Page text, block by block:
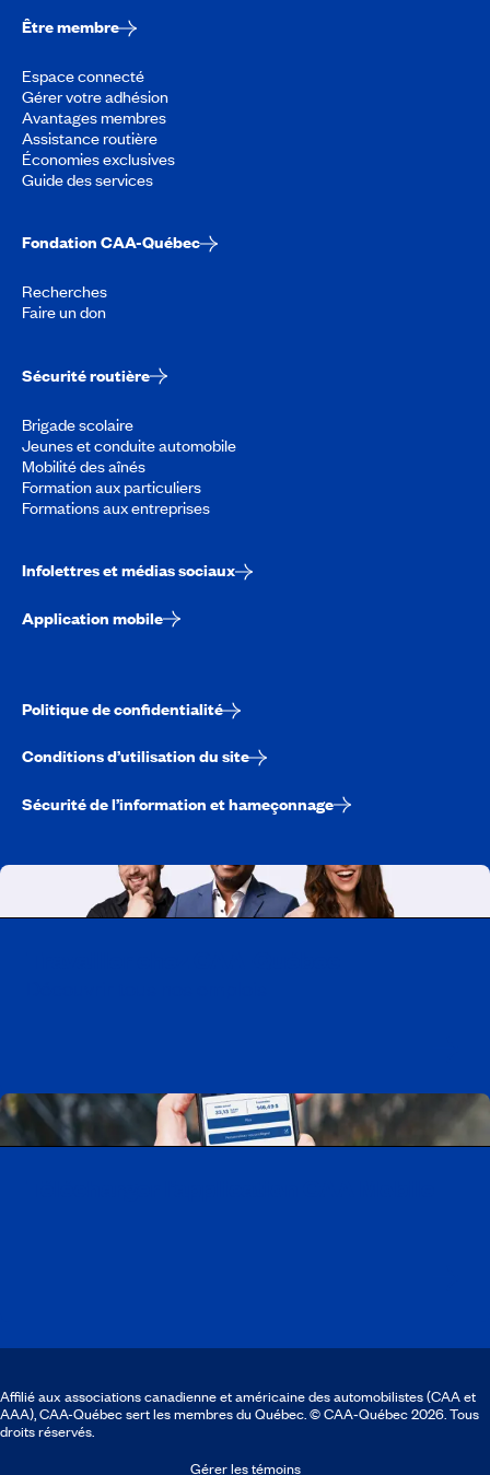
Être membre
Espace connecté
Gérer votre adhésion
Avantages membres
Assistance routière
Économies exclusives
Guide des services
Fondation CAA-Québec
Recherches
Faire un don
Sécurité routière
Brigade scolaire
Jeunes et conduite automobile
Mobilité des aînés
Formation aux particuliers
Formations aux entreprises
Infolettres et médias sociaux
Application mobile
Politique de confidentialité
Conditions d’utilisation du site
Sécurité de l’information et hameçonnage
Affilié aux associations canadienne et américaine des automobilistes (CAA et
AAA), CAA-Québec sert les membres du Québec. © CAA‑Québec 2026. Tous
droits réservés.
Gérer les témoins